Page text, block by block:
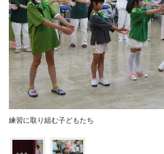
練習に取り組む子どもたち